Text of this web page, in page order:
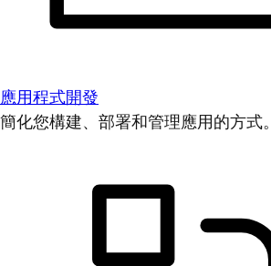
應用程式開發
簡化您構建、部署和管理應用的方式。